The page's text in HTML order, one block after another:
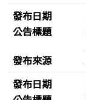
發布日期
公告標題
發布來源
發布日期